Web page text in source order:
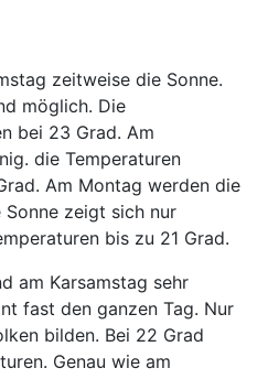
zeitweise die Sonne.
möglich. Die
bei 23 Grad. Am
die Temperaturen
Am Montag werden die
zeigt sich nur
bis zu 21 Grad.
am Karsamstag sehr
fast den ganzen Tag. Nur
bilden. Bei 22 Grad
Genau wie am